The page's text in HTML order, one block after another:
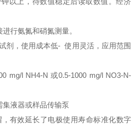
行氨氮和硝氮测量。
剂，使用成本低- 使用灵活，应用范围
mg/l NH4-N 或0.5-1000 mg/l NO3-N-
液器或样品传输泵
有效延长了电极使用寿命标准化数字